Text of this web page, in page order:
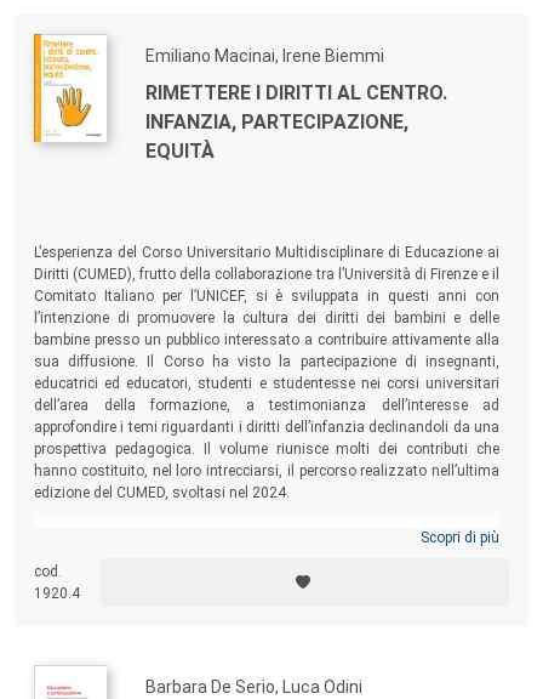
Emiliano Macinai, Irene Biemmi
RIMETTERE I DIRITTI AL CENTRO.
INFANZIA, PARTECIPAZIONE,
EQUITÀ
L’esperienza del Corso Universitario Multidisciplinare di Educazione ai
Diritti (CUMED), frutto della collaborazione tra l’Università di Firenze e il
Comitato Italiano per l’UNICEF, si è sviluppata in questi anni con
l’intenzione di promuovere la cultura dei diritti dei bambini e delle
bambine presso un pubblico interessato a contribuire attivamente alla
sua diffusione. Il Corso ha visto la partecipazione di insegnanti,
educatrici ed educatori, studenti e studentesse nei corsi universitari
dell’area della formazione, a testimonianza dell’interesse ad
approfondire i temi riguardanti i diritti dell’infanzia declinandoli da una
prospettiva pedagogica. Il volume riunisce molti dei contributi che
hanno costituito, nel loro intrecciarsi, il percorso realizzato nell’ultima
edizione del CUMED, svoltasi nel 2024.
Scopri di più
cod.
1920.4
Barbara De Serio, Luca Odini